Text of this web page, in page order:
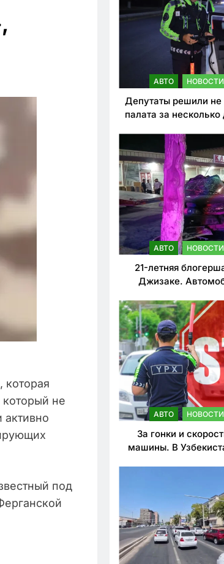
которая
который не
активно
под
АВТО
Депутаты решили не
палата за несколько
АВТО
21-летняя
Джизаке.
АВТО
За гонки и
машины. В